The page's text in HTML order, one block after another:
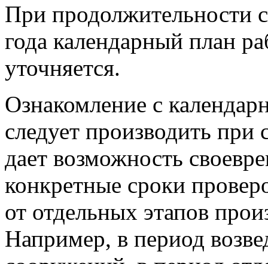
При продолжительности
года календарный план
уточняется.
Ознакомление с
следует производить при
дает возможность
конкретные сроки
от отдельных этапов
Например, в период